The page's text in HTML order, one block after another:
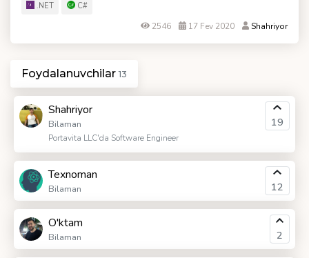
.NET C#
2546 17 Fev 2020 Shahriyor
Foydalanuvchilar13
Shahriyor
Bilaman
Portavita LLC'da Software Engineer
19
Texnoman
Bilaman 12
O'ktam
Bilaman 2